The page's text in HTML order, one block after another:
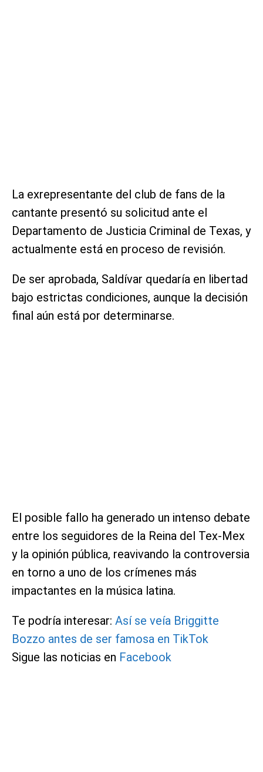
La exrepresentante del club de fans de la
cantante presentó su solicitud ante el
Departamento de Justicia Criminal de Texas, y
actualmente está en proceso de revisión.
De ser aprobada, Saldívar quedaría en libertad
bajo estrictas condiciones, aunque la decisión
final aún está por determinarse.
El posible fallo ha generado un intenso debate
entre los seguidores de la Reina del Tex-Mex
y la opinión pública, reavivando la controversia
en torno a uno de los crímenes más
impactantes en la música latina.
Te podría interesar: Así se veía Briggitte
Bozzo antes de ser famosa en TikTok
Sigue las noticias en Facebook